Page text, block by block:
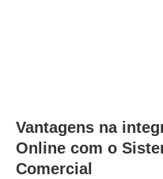
Vantagens na
Online com o
Comercial